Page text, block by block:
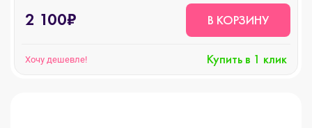
2 100₽ В КОРЗИНУ
Хочу дешевле! Купить в 1 клик